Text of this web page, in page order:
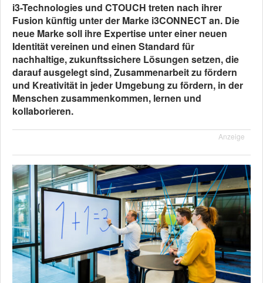
i3-Technologies und CTOUCH treten nach ihrer
Fusion künftig unter der Marke i3CONNECT an. Die
neue Marke soll ihre Expertise unter einer neuen
Identität vereinen und einen Standard für
nachhaltige, zukunftssichere Lösungen setzen, die
darauf ausgelegt sind, Zusammenarbeit zu fördern
und Kreativität in jeder Umgebung zu fördern, in der
Menschen zusammenkommen, lernen und
kollaborieren.
Anzeige